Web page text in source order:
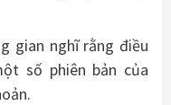
gian nghĩ rằng điều
số phiên bản của